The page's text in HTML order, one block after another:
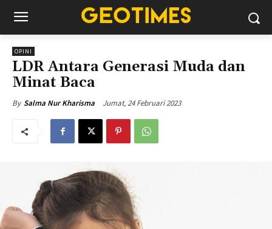
OPINI
LDR Antara Generasi Muda dan
Minat Baca
By Salma Nur Kharisma Jumat, 24 Februari 2023